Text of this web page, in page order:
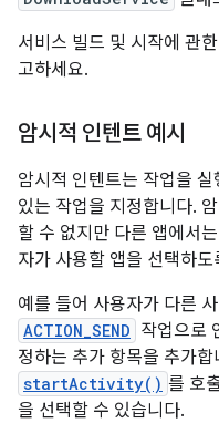
서비스 빌드 및 시작에 관
고하세요.
암시적 인텐트 예시
암시적 인텐트는 작업을
있는 작업을 지정합니다.
할 수 없지만 다른 앱에서
자가 사용할 앱을 선택하
예를 들어 사용자가 다른
ACTION_SEND 작업으로
정하는 추가 항목을 추가
startActivity() 를 호
을 선택할 수 있습니다.